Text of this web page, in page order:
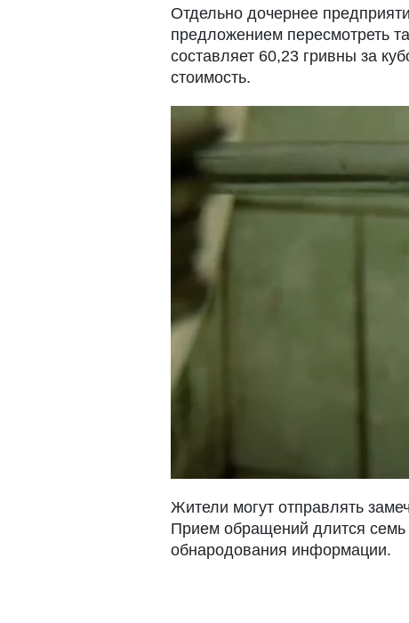
Отдельно дочернее
предложением пересмотреть
составляет 60,23 гривны за
стоимость.
Жители могут отправлять
Прием обращений длится
обнародования информации.